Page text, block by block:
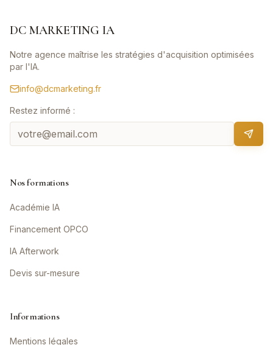
DC MARKETING IA
Notre agence maîtrise les stratégies d'acquisition optimisées
par l'IA.
info@dcmarketing.fr
Restez informé :
Nos formations
Académie IA
Financement OPCO
IA Afterwork
Devis sur-mesure
Informations
Mentions légales